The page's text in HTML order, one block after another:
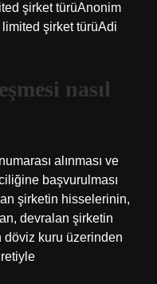
şirket türüAnonim
şirket türüAdi
nasıl
alınması ve
başvurulması
şirketin hisselerinin,
devralan şirketin
döviz kuru üzerinden